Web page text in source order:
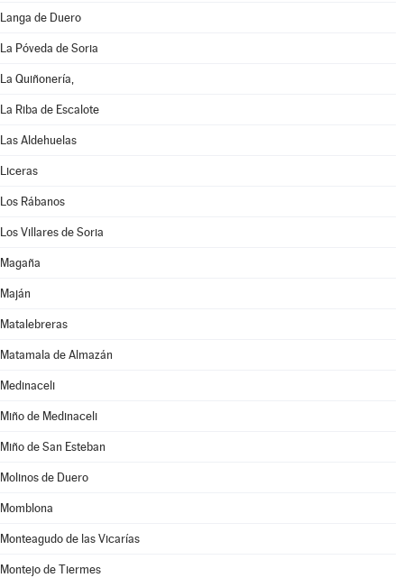
Langa de Duero
La Póveda de Soria
La Quiñonería,
La Riba de Escalote
Las Aldehuelas
Liceras
Los Rábanos
Los Villares de Soria
Magaña
Maján
Matalebreras
Matamala de Almazán
Medinaceli
Miño de Medinaceli
Miño de San Esteban
Molinos de Duero
Momblona
Monteagudo de las Vicarías
Montejo de Tiermes